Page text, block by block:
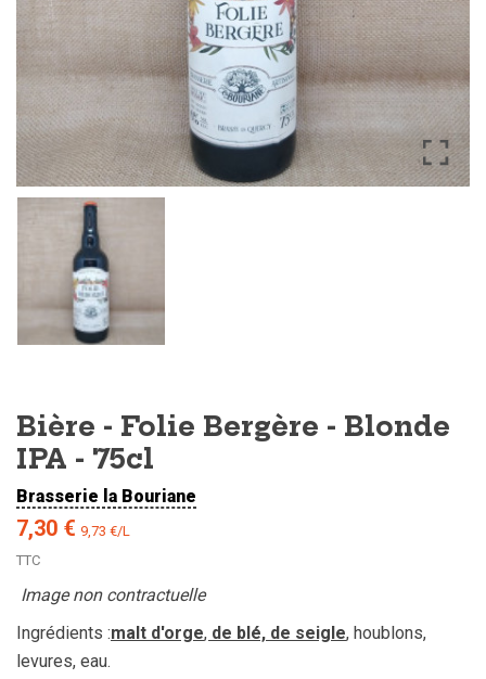
Bière - Folie Bergère - Blonde
IPA - 75cl
Brasserie la Bouriane
7,30 € 9,73 €/L
TTC
Image non contractuelle
Ingrédients :malt d'orge, de blé, de seigle, houblons,
levures, eau.